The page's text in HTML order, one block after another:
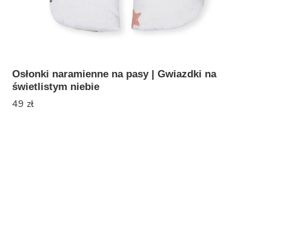
Osłonki naramienne na pasy | Gwiazdki na
świetlistym niebie
49 zł